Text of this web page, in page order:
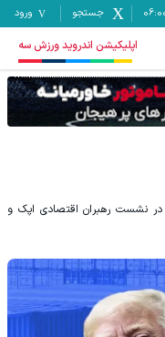
جستجو ورود
اپلیکیشن اندروید ورزش سه
در نشست رهبران اقتصادی اپک و